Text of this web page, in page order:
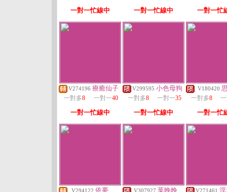
一對一忙線中 一對一忙線中 一對一忙
V274196 療癒仙子
一對多8 一對一40
一對一忙線中
V299595 小色母狗
一對多8 一對一35
一對一忙線中
V180420
一對多8
一對一忙
V294122 依夢 V307927 葉晚晚 V271461